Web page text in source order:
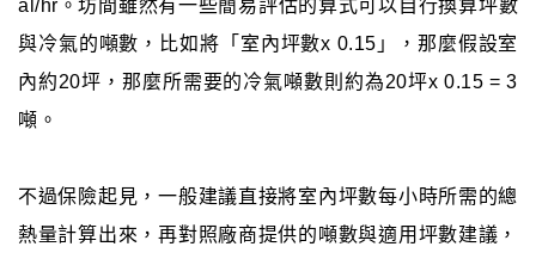
al/hr。坊間雖然有一些簡易評估的算式可以自行換算坪數
與冷氣的噸數，比如將「室內坪數x 0.15」，那麼假設室
內約20坪，那麼所需要的冷氣噸數則約為20坪x 0.15 = 3
噸。
不過保險起見，一般建議直接將室內坪數每小時所需的總
熱量計算出來，再對照廠商提供的噸數與適用坪數建議，